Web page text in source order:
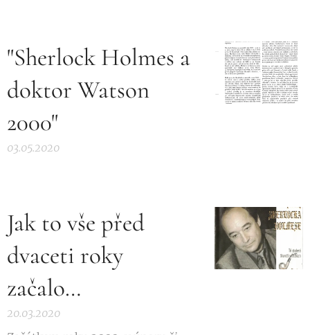
"Sherlock Holmes a
doktor Watson
2000"
03.05.2020
Jak to vše před
dvaceti roky
začalo…
20.03.2020